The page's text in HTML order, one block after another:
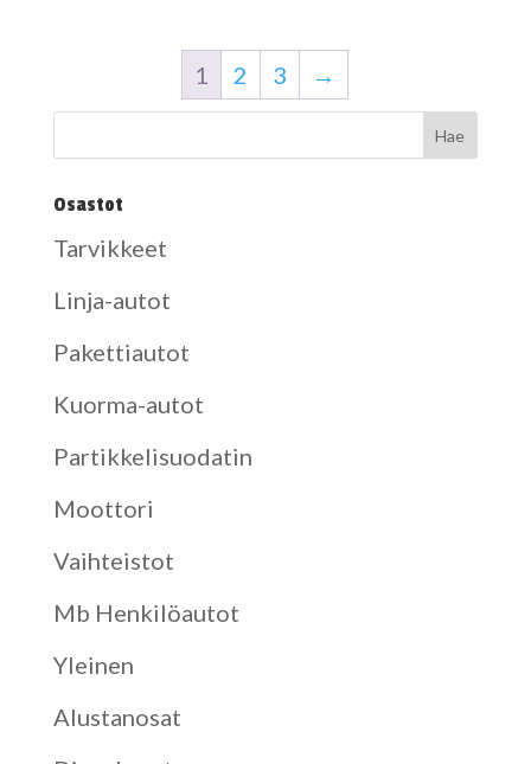
1 2 3 →
Osastot
Tarvikkeet
Linja-autot
Pakettiautot
Kuorma-autot
Partikkelisuodatin
Moottori
Vaihteistot
Mb Henkilöautot
Yleinen
Alustanosat